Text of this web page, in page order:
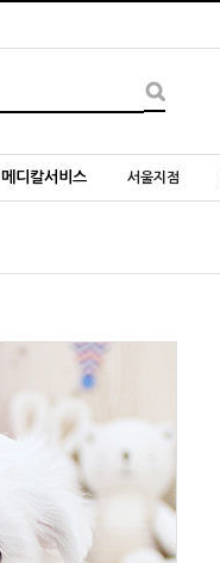
메디칼서비스 서울지점